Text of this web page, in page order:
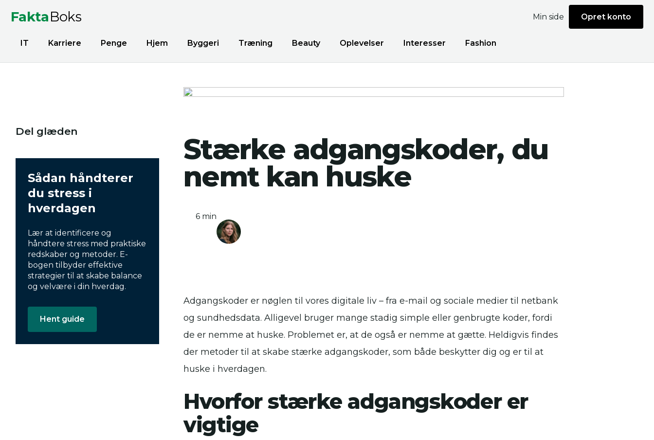
FaktaBoks
IT Karriere Penge Hjem Byggeri Træning Beauty Oplevelser Interesser Fashion
Min side Opret konto
Stærke adgangskoder, du
nemt kan huske
6 min
Adgangskoder er nøglen til vores digitale liv – fra e-mail og sociale medier til netbank
og sundhedsdata. Alligevel bruger mange stadig simple eller genbrugte koder, fordi
de er nemme at huske. Problemet er, at de også er nemme at gætte. Heldigvis findes
der metoder til at skabe stærke adgangskoder, som både beskytter dig og er til at
huske i hverdagen.
Hvorfor stærke adgangskoder er
vigtige
Del glæden
Sådan håndterer
du stress i
hverdagen
Lær at identificere og
håndtere stress med praktiske
redskaber og metoder. E-
bogen tilbyder effektive
strategier til at skabe balance
og velvære i din hverdag.
Hent guide